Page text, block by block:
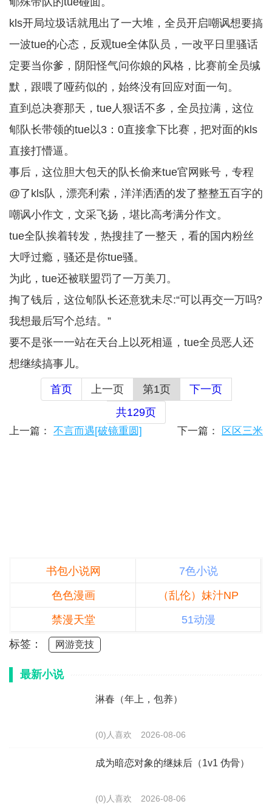
kls开局垃圾话就甩出了一大堆，全员开启嘲讽想要搞
一波tue的心态，反观tue全体队员，一改平日里骚话
定要当你爹，阴阳怪气问你娘的风格，比赛前全员缄
默，跟喂了哑药似的，始终没有回应对面一句。
直到总决赛那天，tue人狠话不多，全员拉满，这位
郇队长带领的tue以3：0直接拿下比赛，把对面的kls
直接打懵逼。
事后，这位胆大包天的队长偷来tue官网账号，专程
@了kls队，漂亮利索，洋洋洒洒的发了整整五百字的
嘲讽小作文，文采飞扬，堪比高考满分作文。
tue全队挨着转发，热搜挂了一整天，看的国内粉丝
大呼过瘾，骚还是你tue骚。
为此，tue还被联盟罚了一万美刀。
掏了钱后，这位郇队长还意犹未尽:“可以再交一万吗?
我想最后写个总结。”
要不是张一一站在天台上以死相逼，tue全员恶人还
想继续搞事儿。
首页 上一页 第1页
下一页
共129页
上一篇： 不言而遇[破镜重圆] 下一篇： 区区三米
书包小说网
7色小说
色色漫画
（乱伦）妹汁NP
禁漫天堂
51动漫
标签：
网游竞技
最新小说
淋春（年上，包养）
(0)人喜欢 2026-08-06
成为暗恋对象的继妹后（1v1 伪骨）
(0)人喜欢 2026-08-06